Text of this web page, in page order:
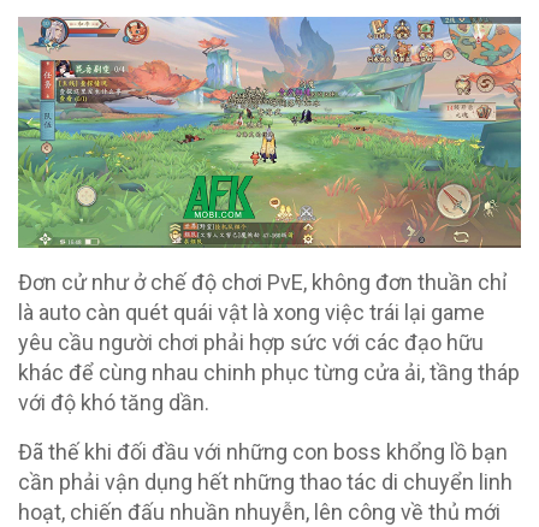
Đơn cử như ở chế độ chơi PvE, không đơn thuần chỉ
là auto càn quét quái vật là xong việc trái lại game
yêu cầu người chơi phải hợp sức với các đạo hữu
khác để cùng nhau chinh phục từng cửa ải, tầng tháp
với độ khó tăng dần.
Đã thế khi đối đầu với những con boss khổng lồ bạn
cần phải vận dụng hết những thao tác di chuyển linh
hoạt, chiến đấu nhuần nhuyễn, lên công về thủ mới